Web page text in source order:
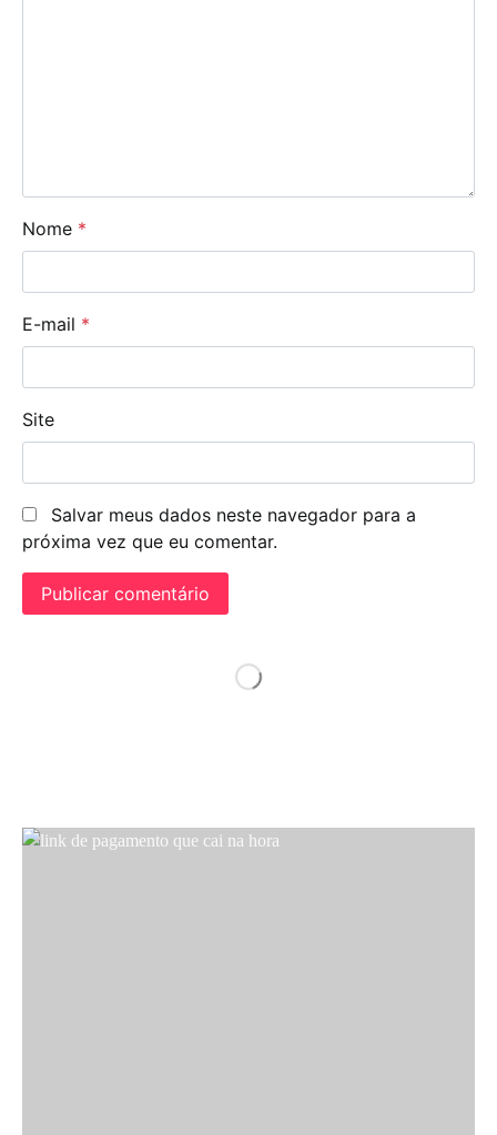
Nome *
E-mail *
Site
Salvar meus dados neste navegador para a
próxima vez que eu comentar.